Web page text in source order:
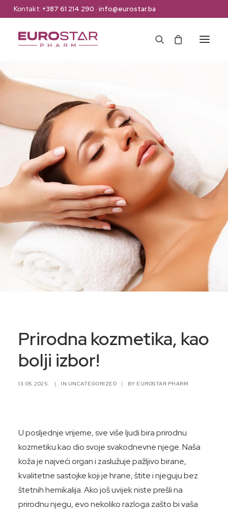
Kontakt: +387 61 214 290 · info@eurostar.ba
Naslovna
Web Shop
Brendovi
O nama
Kontakt
Prirodna kozmetika, kao
bolji izbor!
13.05.2025. | IN UNCATEGORIZED | BY EUROSTAR PHARM
U posljednje vrijeme, sve više ljudi bira prirodnu
kozmetiku kao dio svoje svakodnevne njege. Naša
koža je najveći organ i zaslužuje pažljivo birane,
kvalitetne sastojke koji je hrane, štite i njeguju bez
štetnih hemikalija. Ako još uvijek niste prešli na
prirodnu njegu, evo nekoliko razloga zašto bi vaša